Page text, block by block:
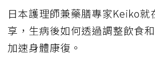
日本護理師兼藥膳專家Keiko就
享，生病後如何透過調整飲食
加速身體康復。